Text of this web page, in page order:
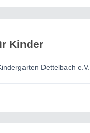
Kinder
Dettelbach e.V.